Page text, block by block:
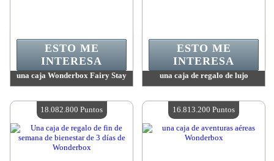
una caja Wonderbox Fairy Stay
Cantidad disponible:4
ESTO ME
INTERESA
una caja de regalo de lujo
Cantidad disponible:4
ESTO ME
INTERESA
18.082.800 Puntos 16.813.200 Puntos